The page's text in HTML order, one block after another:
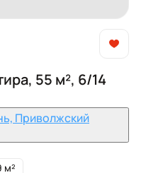
55 м², 6/14
Приволжский
м²